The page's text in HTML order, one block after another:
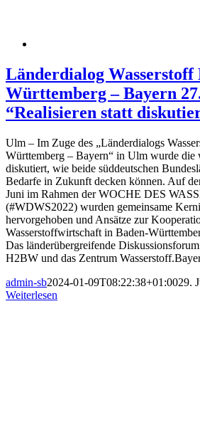
Länderdialog Wasserstoff
Württemberg – Bayern
“Realisieren statt
Ulm – Im Zuge des „Länderdialogs
Württemberg – Bayern“ in Ulm wurde die
diskutiert, wie beide süddeutschen
Bedarfe in Zukunft decken können. Auf
Juni im Rahmen der WOCHE DES
(#WDWS2022) wurden gemeinsame
hervorgehoben und Ansätze zur
Wasserstoffwirtschaft in Baden-
Das länderübergreifende
H2BW und das Zentrum
admin-sb2024-01-09T08:22:38+01:0029.
Weiterlesen